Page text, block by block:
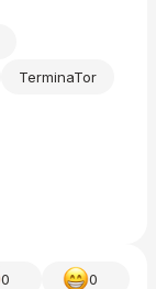
TerminaTor
0 0